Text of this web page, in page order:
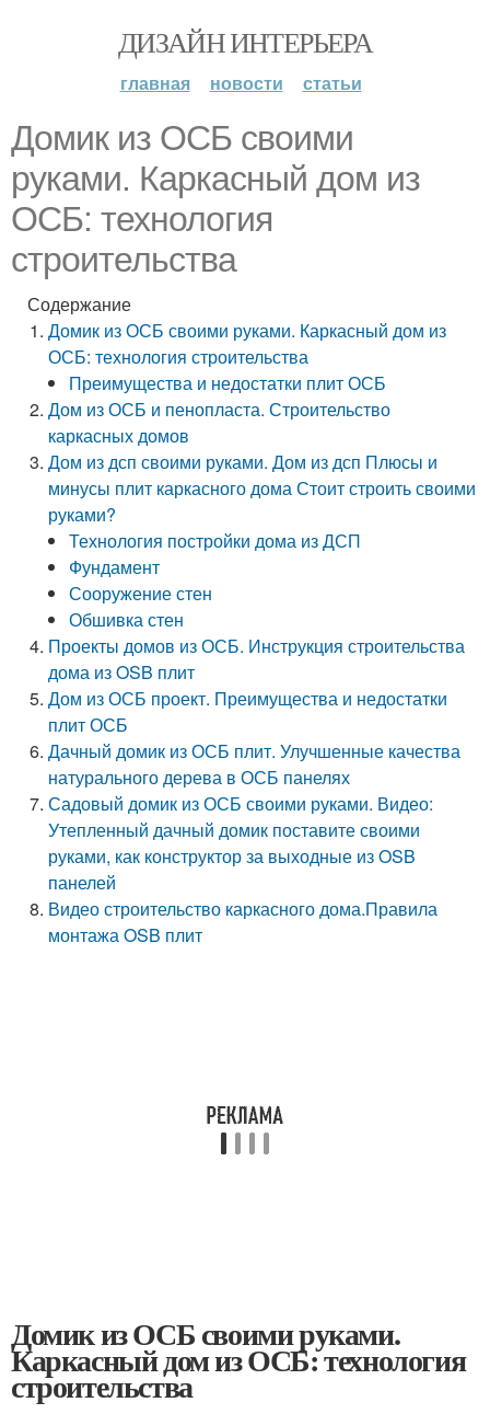
ДИЗАЙН ИНТЕРЬЕРА
главная новости статьи
Домик из ОСБ своими
руками. Каркасный дом из
ОСБ: технология
строительства
Содержание
Домик из ОСБ своими руками. Каркасный дом из
ОСБ: технология строительства
Преимущества и недостатки плит ОСБ
Дом из ОСБ и пенопласта. Строительство
каркасных домов
Дом из дсп своими руками. Дом из дсп Плюсы и
минусы плит каркасного дома Стоит строить своими
руками?
Технология постройки дома из ДСП
Фундамент
Сооружение стен
Обшивка стен
Проекты домов из ОСБ. Инструкция строительства
дома из OSB плит
Дом из ОСБ проект. Преимущества и недостатки
плит ОСБ
Дачный домик из ОСБ плит. Улучшенные качества
натурального дерева в ОСБ панелях
Садовый домик из ОСБ своими руками. Видео:
Утепленный дачный домик поставите своими
руками, как конструктор за выходные из OSB
панелей
Видео строительство каркасного дома.Правила
монтажа OSB плит
Домик из ОСБ своими руками.
Каркасный дом из ОСБ: технология
строительства